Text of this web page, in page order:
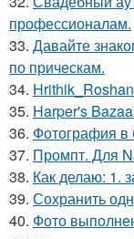
профессионалам.
33. Давайте
по прическам.
34.
35. Harper's
36. Фотография в
37. Промпт. Для
38. Как делаю: 1.
39. Сохранить
40. Фото